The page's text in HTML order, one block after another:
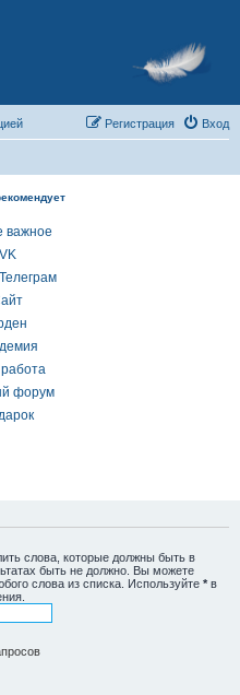
Вход
Регистрация
важное
VK
форум
слова, которые должны быть в
быть не должно. Вы можете
слова из списка. Используйте * в